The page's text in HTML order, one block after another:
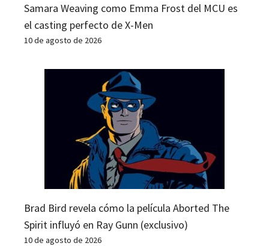
Samara Weaving como Emma Frost del MCU es
el casting perfecto de X-Men
10 de agosto de 2026
Brad Bird revela cómo la película Aborted The
Spirit influyó en Ray Gunn (exclusivo)
10 de agosto de 2026